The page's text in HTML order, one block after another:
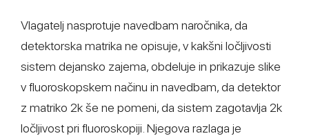
Vlagatelj nasprotuje navedbam naročnika, da
detektorska matrika ne opisuje, v kakšni ločljivosti
sistem dejansko zajema, obdeluje in prikazuje slike
v fluoroskopskem načinu in navedbam, da detektor
z matriko 2k še ne pomeni, da sistem zagotavlja 2k
ločljivost pri fluoroskopiji. Njegova razlaga je